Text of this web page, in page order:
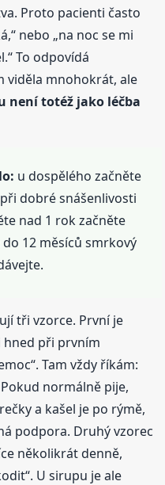
Proto pacienti často
nebo „na noc se mi
To odpovídá
viděla mnohokrát, ale
není totéž jako léčba
u dospělého začněte
dobré snášenlivosti
nad 1 rok začněte
12 měsíců smrkový
tři vzorce. První je
při prvním
Tam vždy říkám:
normálně pije,
a kašel je po rýmě,
podpora. Druhý vzorec
několikrát denně,
U sirupu je ale